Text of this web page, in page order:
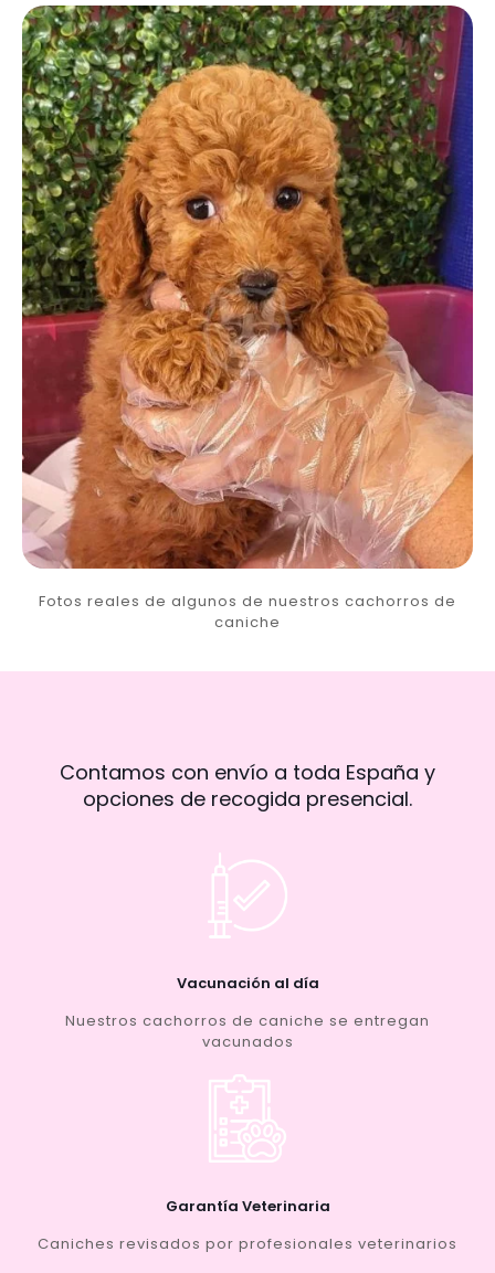
Fotos reales de algunos de nuestros cachorros de
caniche
Contamos con envío a toda España y
opciones de recogida presencial.
Vacunación al día
Nuestros cachorros de caniche se entregan
vacunados
Garantía Veterinaria
Caniches revisados por profesionales veterinarios